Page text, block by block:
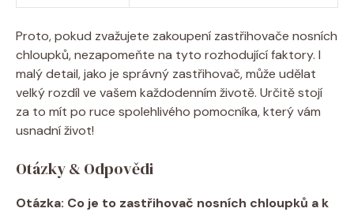
Proto, pokud zvažujete zakoupení zastřihovače nosních
chloupků, nezapomeňte na tyto rozhodující faktory. I
malý detail, jako je správný zastřihovač, může udělat
velký rozdíl ve vašem každodenním životě. Určitě stojí
za to mít po ruce spolehlivého pomocníka, který vám
usnadní život!
Otázky & Odpovědi
Otázka: Co je to zastřihovač nosních chloupků a k